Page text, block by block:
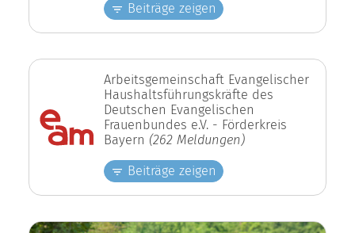
Beiträge zeigen
Arbeitsgemeinschaft Evangelischer
Haushaltsführungskräfte des
Deutschen Evangelischen
Frauenbundes e.V. - Förderkreis
Bayern (262 Meldungen)
Beiträge zeigen